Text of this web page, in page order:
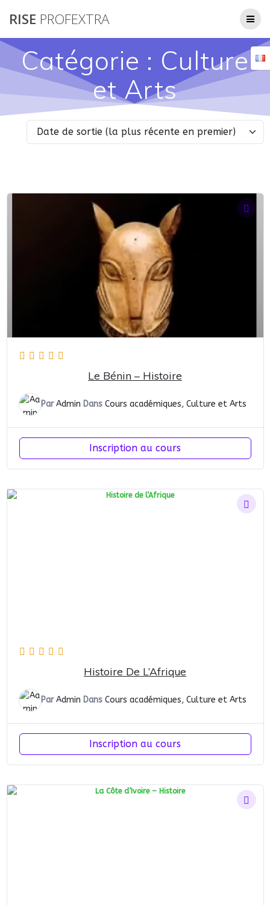
RISE PROFEXTRA
Catégorie : Culture
et Arts
Le Bénin – Histoire
ParAdmin Dans Cours académiques, Culture et Arts
Inscription au cours
Histoire De L’Afrique
ParAdmin Dans Cours académiques, Culture et Arts
Inscription au cours